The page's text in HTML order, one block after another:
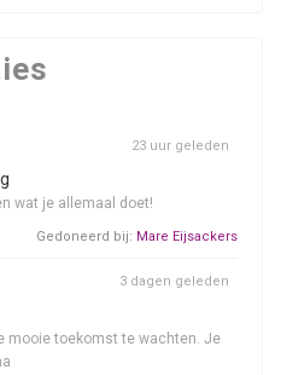
wat je allemaal doet!
23 uur geleden
Gedoneerd bij: Mare Eijsackers
mooie toekomst te wachten. Je
3 dagen geleden